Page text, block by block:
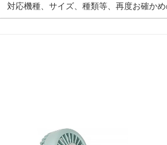
対応機種、サイズ、種類等、再度お確かめ